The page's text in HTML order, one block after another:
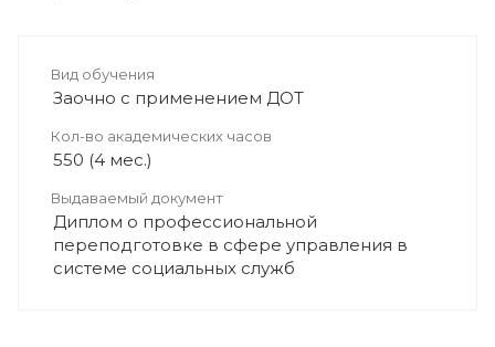
Вид обучения
Заочно с применением ДОТ
Кол-во академических часов
550 (4 мес.)
Выдаваемый документ
Диплом о профессиональной
переподготовке в сфере управления в
системе социальных служб